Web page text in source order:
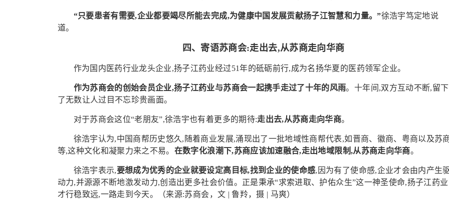
“只要患者有需要,企业都要竭尽所能去完成,为健康中国发展贡献扬子江智慧和力量。”徐浩宇笃定地说
道。
四、寄语苏商会:走出去,从苏商走向华商
作为国内医药行业龙头企业,扬子江药业经过51年的砥砺前行,成为名扬华夏的医药领军企业。
作为苏商会的创始会员企业,扬子江药业与苏商会一起携手走过了十年的风雨。十年间,双方互动不断,留下
了无数让人过目不忘珍贵画面。
对于苏商会这位“老朋友”,徐浩宇也有着更多的期待:走出去,从苏商走向华商。
徐浩宇认为,中国商帮历史悠久,随着商业发展,涌现出了一批地域性商帮代表,如晋商、徽商、粤商以及苏
等,这种文化和凝聚力来之不易。 在数字化浪潮下,苏商应该加速融合,走出地域限制,从苏商走向华商。
徐浩宇表示,要想成为优秀的企业就要设定高目标,找到企业的使命感,因为有了使命感,企业才会由内产生
动力,并源源不断地激发动力,创造出更多社会价值。正是秉承“求索进取、护佑众生”这一神圣使命,扬子江药业
才行稳致远,一路走到今天。（来源:苏商会， 文 | 鲁羚，摄 | 马爽）